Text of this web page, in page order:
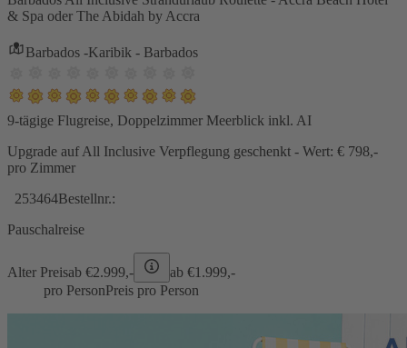
& Spa oder The Abidah by Accra
Barbados -Karibik - Barbados
9-tägige Flugreise, Doppelzimmer Meerblick inkl. AI
Upgrade auf All Inclusive Verpflegung geschenkt - Wert: € 798,-
pro Zimmer
253464Bestellnr.:
Pauschalreise
Alter Preisab €2.999,- ab €1.999,-
pro PersonPreis pro Person